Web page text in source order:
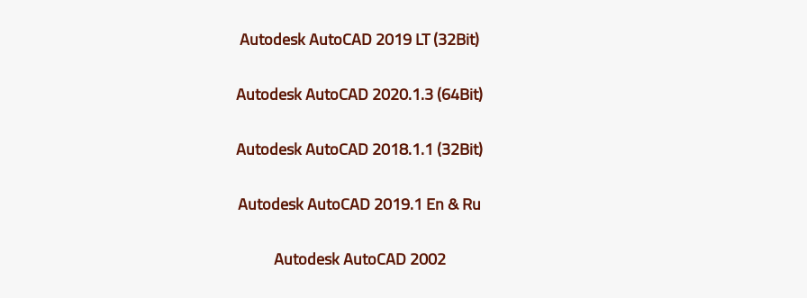
Autodesk AutoCAD2019 LT(32Bit)
Autodesk AutoCAD2020.1.3(64Bit)
Autodesk AutoCAD2018.1.1 (32Bit)
Autodesk AutoCAD2019.1 En & Ru
Autodesk AutoCAD2002